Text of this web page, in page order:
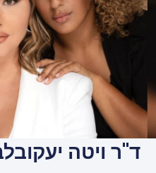
ד"ר ויטה